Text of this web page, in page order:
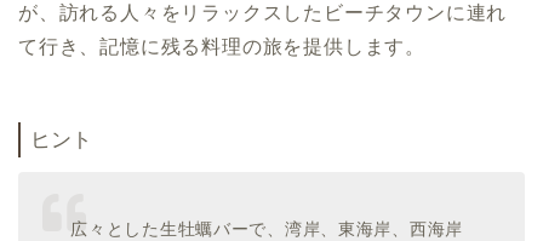
が、訪れる人々をリラックスしたビーチタウンに連れ
て行き、記憶に残る料理の旅を提供します。
ヒント
広々とした生牡蠣バーで、湾岸、東海岸、西海岸